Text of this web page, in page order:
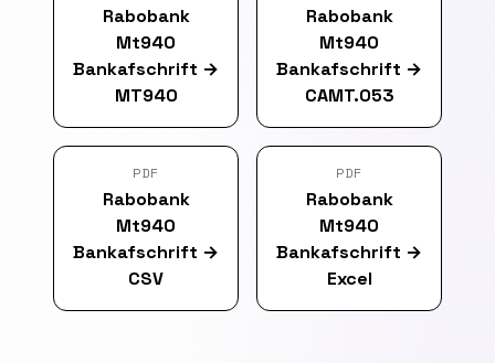
Rabobank
Mt940
Bankafschrift →
MT940
Rabobank
Mt940
Bankafschrift →
CAMT.053
PDF
Rabobank
Mt940
Bankafschrift →
CSV
PDF
Rabobank
Mt940
Bankafschrift →
Excel